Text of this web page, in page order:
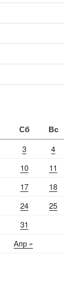
Сб Вс
Апр »
3
4
10
11
17
18
24
25
31